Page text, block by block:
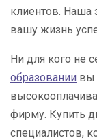
клиентов. Наша
вашу жизнь
Ни для кого не
образовании вы
фирму. Купить
специалистов,